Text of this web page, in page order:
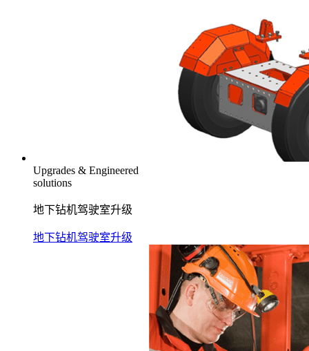
Upgrades & Engineered
solutions
地下钻机驾驶室升级
地下钻机驾驶室升级